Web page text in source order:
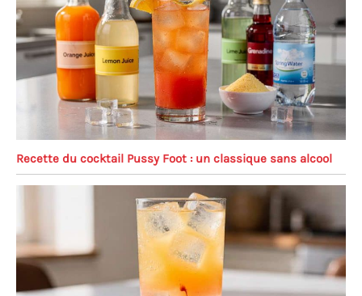
Recette du cocktail Pussy Foot : un classique sans alcool